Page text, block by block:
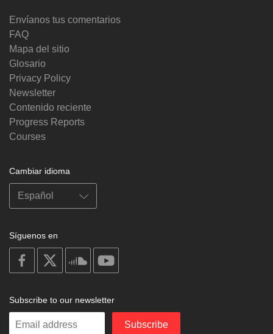
Envíanos tus comentarios
FAQ
Mapa del sitio
Glosario
Privacy Policy
Newsletter
Contenido reciente
Progress Reports
Courses
Cambiar idioma
Síguenos en
on
facebook
soundcloud
Subscribe to our newsletter
Enter
Subscribe